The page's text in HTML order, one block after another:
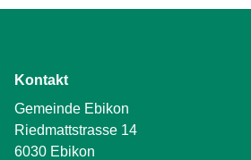
Kontakt
Gemeinde Ebikon
Riedmattstrasse 14
6030 Ebikon